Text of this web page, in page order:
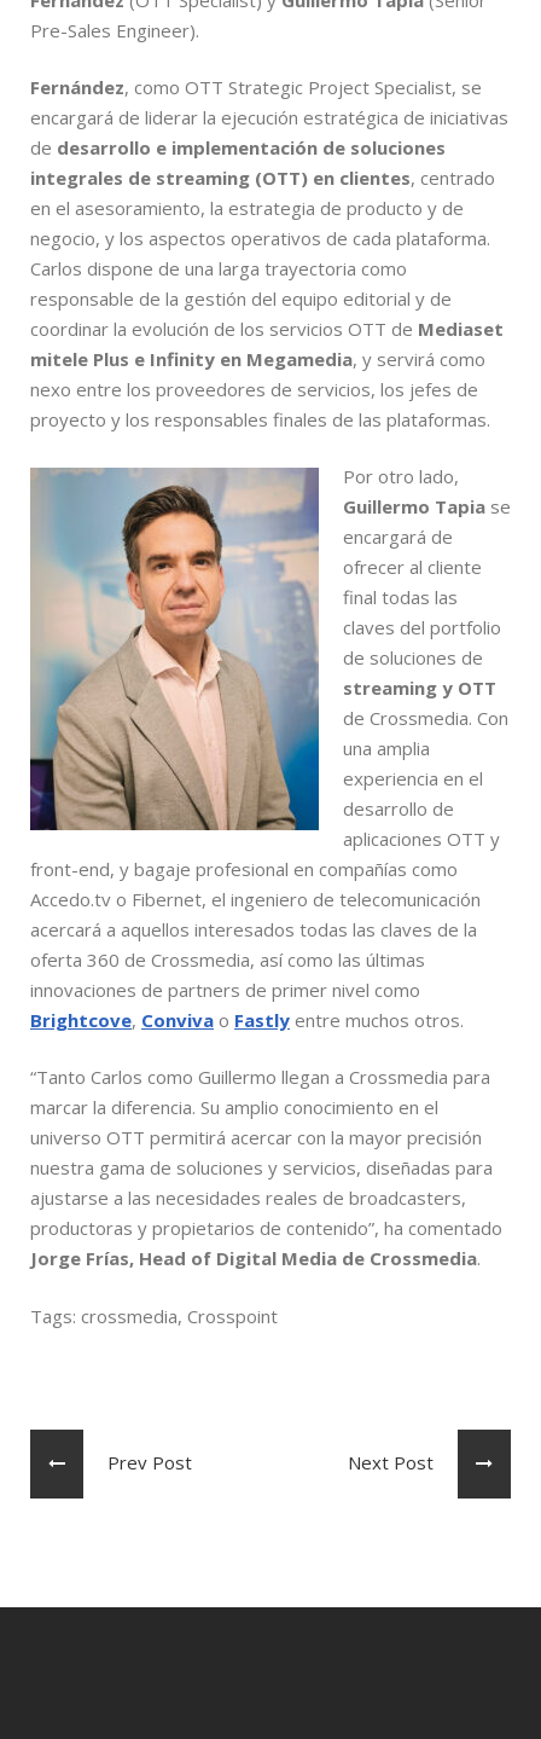
Pre-Sales Engineer).
Fernández, como OTT Strategic Project Specialist, se
encargará de liderar la ejecución estratégica de iniciativas
de desarrollo e implementación de soluciones
integrales de streaming (OTT) en clientes, centrado
en el asesoramiento, la estrategia de producto y de
negocio, y los aspectos operativos de cada plataforma.
Carlos dispone de una larga trayectoria como
responsable de la gestión del equipo editorial y de
coordinar la evolución de los servicios OTT de Mediaset
mitele Plus e Infinity en Megamedia, y servirá como
nexo entre los proveedores de servicios, los jefes de
proyecto y los responsables finales de las plataformas.
Por otro lado,
Guillermo Tapia se
encargará de
ofrecer al cliente
final todas las
claves del portfolio
de soluciones de
streaming y OTT
de Crossmedia. Con
una amplia
experiencia en el
desarrollo de
aplicaciones OTT y
front-end, y bagaje profesional en compañías como
Accedo.tv o Fibernet, el ingeniero de telecomunicación
acercará a aquellos interesados todas las claves de la
oferta 360 de Crossmedia, así como las últimas
innovaciones de partners de primer nivel como
Brightcove, Conviva o Fastly entre muchos otros.
“Tanto Carlos como Guillermo llegan a Crossmedia para
marcar la diferencia. Su amplio conocimiento en el
universo OTT permitirá acercar con la mayor precisión
nuestra gama de soluciones y servicios, diseñadas para
ajustarse a las necesidades reales de broadcasters,
productoras y propietarios de contenido”, ha comentado
Jorge Frías, Head of Digital Media de Crossmedia.
Tags: crossmedia, Crosspoint
Prev Post Next Post